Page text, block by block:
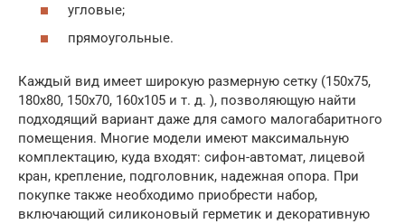
угловые;
прямоугольные.
Каждый вид имеет широкую размерную сетку (150х75,
180х80, 150х70, 160х105 и т. д. ), позволяющую найти
подходящий вариант даже для самого малогабаритного
помещения. Многие модели имеют максимальную
комплектацию, куда входят: сифон-автомат, лицевой
кран, крепление, подголовник, надежная опора. При
покупке также необходимо приобрести набор,
включающий силиконовый герметик и декоративную